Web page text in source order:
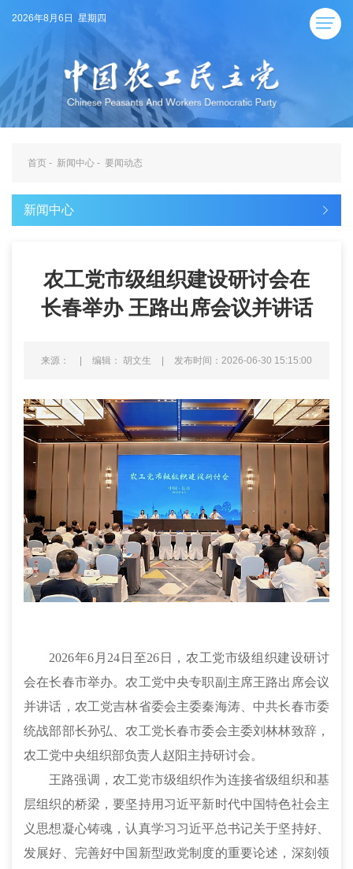
2026年8月6日 星期四
首页 - 新闻中心 - 要闻动态
新闻中心
农工党市级组织建设研讨会在
长春举办 王路出席会议并讲话
来源： | 编辑： 胡文生 | 发布时间：2026-06-30 15:15:00
2026年6月24日至26日，农工党市级组织建设研讨
会在长春市举办。农工党中央专职副主席王路出席会议
并讲话，农工党吉林省委会主委秦海涛、中共长春市委
统战部部长孙弘、农工党长春市委会主委刘林林致辞，
农工党中央组织部负责人赵阳主持研讨会。
王路强调，农工党市级组织作为连接省级组织和基
层组织的桥梁，要坚持用习近平新时代中国特色社会主
义思想凝心铸魂，认真学习习近平总书记关于坚持好、
发展好、完善好中国新型政党制度的重要论述，深刻领